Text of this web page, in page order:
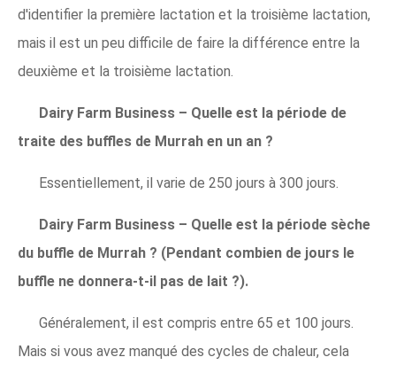
d'identifier la première lactation et la troisième lactation,
mais il est un peu difficile de faire la différence entre la
deuxième et la troisième lactation.
Dairy Farm Business – Quelle est la période de
traite des buffles de Murrah en un an ?
Essentiellement, il varie de 250 jours à 300 jours.
Dairy Farm Business – Quelle est la période sèche
du buffle de Murrah ? (Pendant combien de jours le
buffle ne donnera-t-il pas de lait ?).
Généralement, il est compris entre 65 et 100 jours.
Mais si vous avez manqué des cycles de chaleur, cela